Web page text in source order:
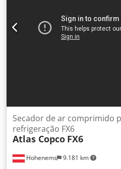
Hohenems 9.181 km
Secador de ar comprimido
refrigeração FX6
Atlas Copco FX6